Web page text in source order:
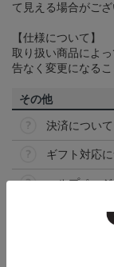
て見える場合がご
【仕様について】
取り扱い商品によ
告なく変更になるこ
その他
決済について
ギフト対応
ヘルプページ